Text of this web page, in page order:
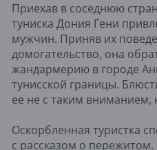
Приехав в соседнюю
туниска Дония Гени
мужчин. Приняв их
домогательство, она
жандармерию в городе
тунисской границы.
ее не с таким вниманием,
Оскорбленная туристка
с рассказом о